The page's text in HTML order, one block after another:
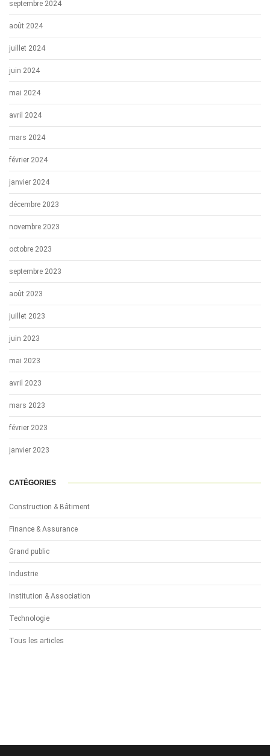
septembre 2024
août 2024
juillet 2024
juin 2024
mai 2024
avril 2024
mars 2024
février 2024
janvier 2024
décembre 2023
novembre 2023
octobre 2023
septembre 2023
août 2023
juillet 2023
juin 2023
mai 2023
avril 2023
mars 2023
février 2023
janvier 2023
CATÉGORIES
Construction & Bâtiment
Finance & Assurance
Grand public
Industrie
Institution & Association
Technologie
Tous les articles